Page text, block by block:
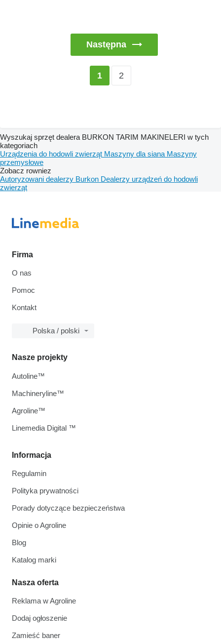
Następna
1 2
Wyszukaj sprzęt dealera BURKON TARIM MAKINELERI w tych
kategoriach
Urządzenia do hodowli zwierząt Maszyny dla siana Maszyny
przemysłowe
Zobacz rowniez
Autoryzowani dealerzy Burkon Dealerzy urządzeń do hodowli
zwierząt
Firma
O nas
Pomoc
Kontakt
Polska / polski
Informacja
Regulamin
Polityka prywatności
Porady dotyczące bezpieczeństwa
Opinie o Agroline
Blog
Katalog marki
Nasza oferta
Reklama w Agroline
Dodaj ogłoszenie
Zamieść baner
Nasze projekty
Autoline™
Machineryline™
Agroline™
Linemedia Digital ™